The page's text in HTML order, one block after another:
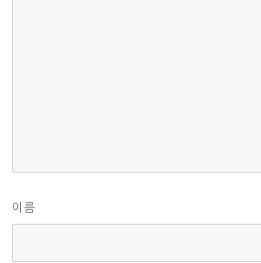
이름